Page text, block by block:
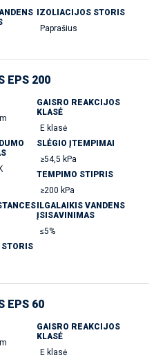
IZOLIACIJOS STORIS
Paprašius
EPS 200
GAISRO REAKCIJOS
KLASĖ
E klasė
SLĖGIO ĮTEMPIMAI
≥54,5 kPa
TEMPIMO STIPRIS
≥200 kPa
ILGALAIKIS VANDENS
ĮSISAVINIMAS
≤5%
EPS 60
GAISRO REAKCIJOS
KLASĖ
E klasė